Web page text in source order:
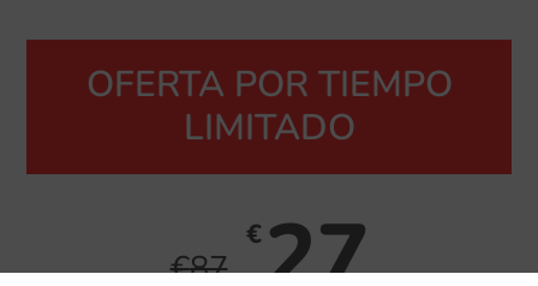
OFERTA POR TIEMPO
LIMITADO
€87
€27